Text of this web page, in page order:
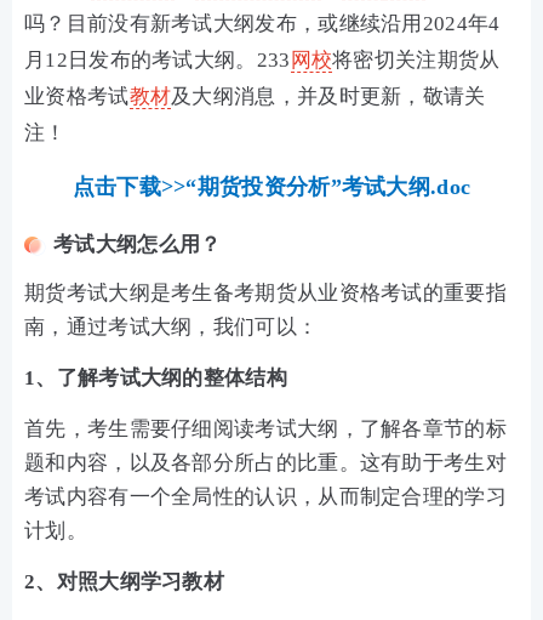
吗？目前没有新考试大纲发布，或继续沿用2024年4
月12日发布的考试大纲。233 网校将密切关注期货从
业资格考试教材及大纲消息，并及时更新，敬请关
注！
点击下载>>“期货投资分析”考试大纲.doc
考试大纲怎么用？
期货考试大纲是考生备考期货从业资格考试的重要指
南，通过考试大纲，我们可以：
1、了解考试大纲的整体结构
首先，考生需要仔细阅读考试大纲，了解各章节的标
题和内容，以及各部分所占的比重。这有助于考生对
考试内容有一个全局性的认识，从而制定合理的学习
计划。
2、对照大纲学习教材